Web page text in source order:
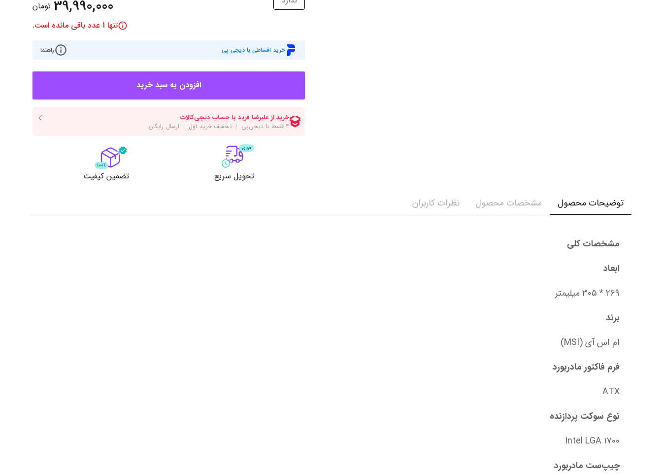
39,990,000 تومان
تنها 1 عدد باقی مانده است.
خرید اقساطی با دیجی پی راهنما
افزودن به سبد خرید
تحویل سریع تضمین کیفیت
توضیحات محصول مشخصات محصول نظرات کاربران
مشخصات کلی
ابعاد
269 * 305 میلیمتر
برند
ام اس آی (MSI)
فرم فاکتور مادربورد
ATX
نوع سوکت پردازنده
Intel LGA 1700
چیپ‌ست مادربورد